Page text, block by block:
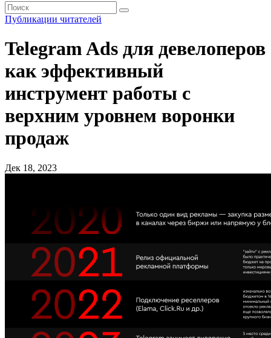
Публикации читателей
Telegram Ads для девелоперов
как эффективный
инструмент работы с
верхним уровнем воронки
продаж
Дек 18, 2023